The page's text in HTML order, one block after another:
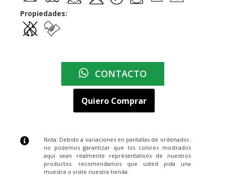
Propiedades:
CONTACTO
Quiero Comprar
Nota: Debido a variaciones en pantallas de ordenador,
no podemos garantizar que los colores mostrados
aquí sean realmente representativos de nuestros
productos. recomendamos que usted pida una
muestra o visite nuestra tienda.